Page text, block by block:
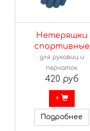
Нетеряшки
спортивные
для рукавиц и
перчаток
420 руб
+
Подробнее